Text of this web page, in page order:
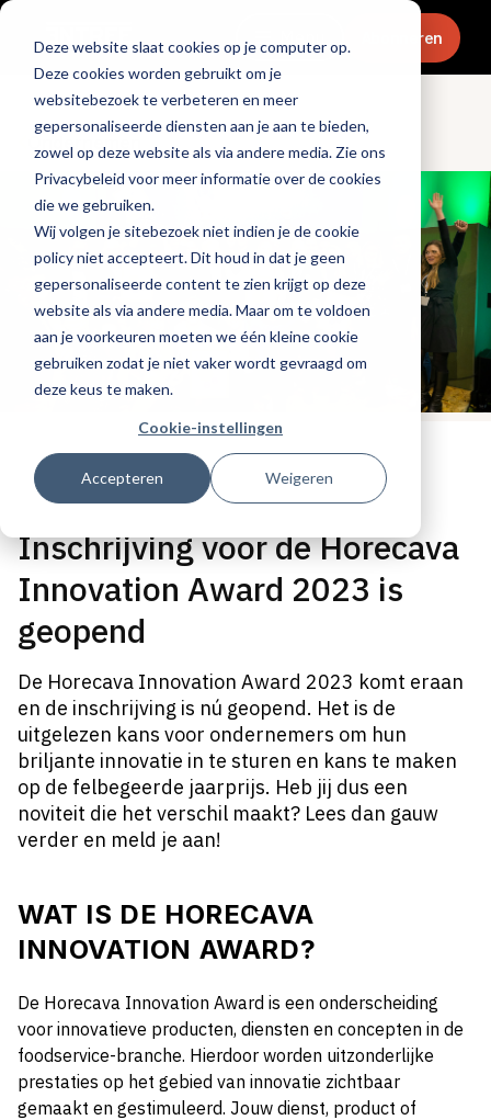
Deze website slaat cookies op je computer op.
Deze cookies worden gebruikt om je
websitebezoek te verbeteren en meer
gepersonaliseerde diensten aan je aan te bieden,
zowel op deze website als via andere media. Zie ons
Privacybeleid voor meer informatie over de cookies
die we gebruiken.
Wij volgen je sitebezoek niet indien je de cookie
policy niet accepteert. Dit houd in dat je geen
gepersonaliseerde content te zien krijgt op deze
website als via andere media. Maar om te voldoen
aan je voorkeuren moeten we één kleine cookie
gebruiken zodat je niet vaker wordt gevraagd om
deze keus te maken.
Cookie-instellingen
Accepteren Weigeren
Menu Abonneren
Ondernemen
Tags:horecava,evenementen
Gepubliceerd op: 25 augustus 2022
Inschrijving voor de Horecava
Innovation Award 2023 is
geopend
De Horecava Innovation Award 2023 komt eraan
en de inschrijving is nú geopend. Het is de
uitgelezen kans voor ondernemers om hun
briljante innovatie in te sturen en kans te maken
op de felbegeerde jaarprijs. Heb jij dus een
noviteit die het verschil maakt? Lees dan gauw
verder en meld je aan!
WAT IS DE HORECAVA
INNOVATION AWARD?
De Horecava Innovation Award is een onderscheiding
voor innovatieve producten, diensten en concepten in de
foodservice-branche. Hierdoor worden uitzonderlijke
prestaties op het gebied van innovatie zichtbaar
gemaakt en gestimuleerd. Jouw dienst, product of